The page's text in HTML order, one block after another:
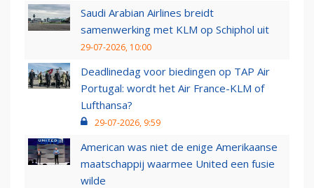
Saudi Arabian Airlines breidt
samenwerking met KLM op Schiphol uit
29-07-2026, 10:00
Deadlinedag voor biedingen op TAP Air
Portugal: wordt het Air France-KLM of
Lufthansa?
29-07-2026, 9:59
American was niet de enige Amerikaanse
maatschappij waarmee United een fusie
wilde